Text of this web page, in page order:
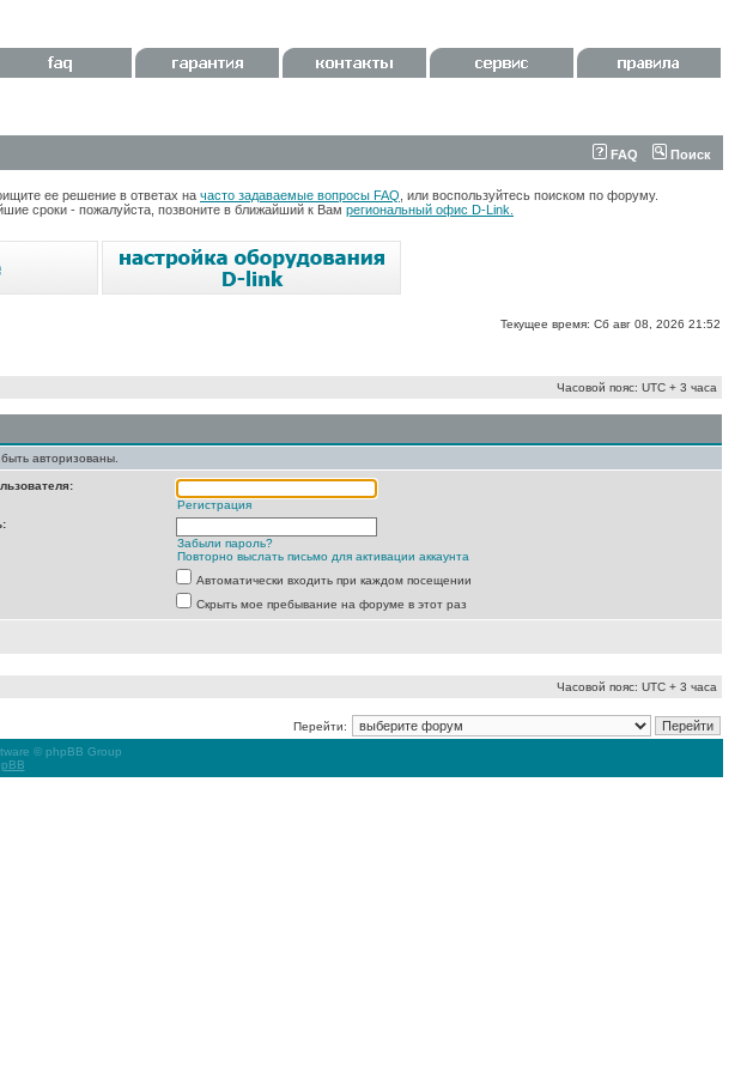
FAQ Поиск
ее решение в ответах на часто задаваемые вопросы FAQ , или воспользуйтесь поиском по форуму.
сроки - пожалуйста, позвоните в ближайший к Вам региональный офис D-Link.
Текущее время: Сб авг 08, 2026 21:52
Часовой пояс: UTC + 3 часа
авторизованы.
Регистрация
Забыли пароль?
Повторно выслать письмо для активации аккаунта
Автоматически входить при каждом посещении
Скрыть мое пребывание на форуме в этот раз
Часовой пояс: UTC + 3 часа
Перейти:
© phpBB Group